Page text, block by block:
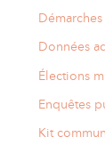
Données
Élections
Enquêtes
Kit